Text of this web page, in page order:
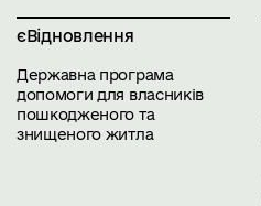
єВідновлення
Державна програма
допомоги для власників
пошкодженого та
знищеного житла